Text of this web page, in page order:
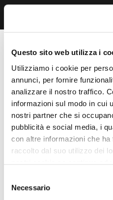
Questo sito web utilizza i
Utilizziamo i cookie per
annunci, per fornire
analizzare il nostro traffico.
informazioni sul modo in cui
nostri partner che si
pubblicità e social media, i
con altre informazioni che
raccolto dal suo utilizzo dei
delNecessario